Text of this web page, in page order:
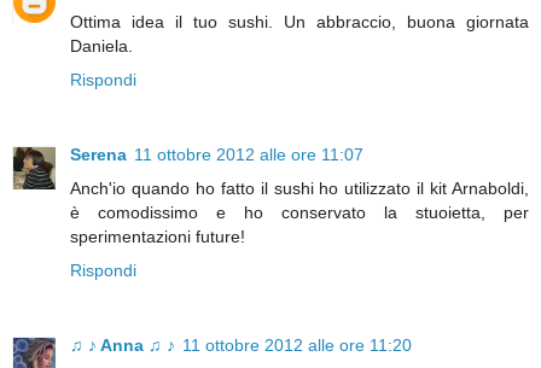
Ottima idea il tuo sushi. Un abbraccio, buona giornata
Daniela.
Rispondi
Serena 11 ottobre 2012 alle ore 11:07
Anch'io quando ho fatto il sushi ho utilizzato il kit Arnaboldi,
è comodissimo e ho conservato la stuoietta, per
sperimentazioni future!
Rispondi
♫ ♪ Anna ♫ ♪ 11 ottobre 2012 alle ore 11:20